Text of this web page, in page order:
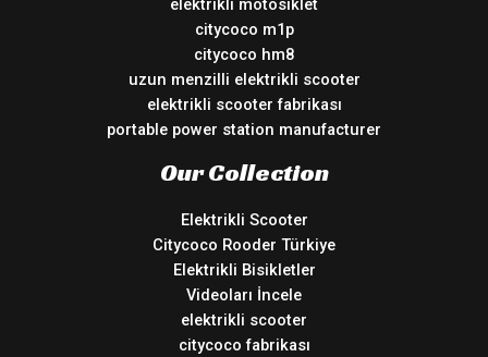
elektrikli motosiklet
citycoco m1p
citycoco hm8
uzun menzilli elektrikli scooter
elektrikli scooter fabrikası
portable power station manufacturer
Our Collection
Elektrikli Scooter
Citycoco Rooder Türkiye
Elektrikli Bisikletler
Videoları İncele
elektrikli scooter
citycoco fabrikası